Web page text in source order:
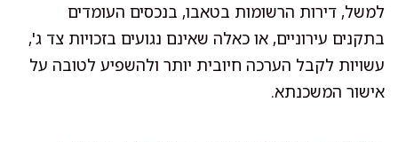
למשל, דירות הרשומות בטאבו, בנכסים העומדים
בתקנים עירוניים, או כאלה שאינם נגועים בזכויות צד ג',
עשויות לקבל הערכה חיובית יותר ולהשפיע לטובה על
אישור המשכנתא.